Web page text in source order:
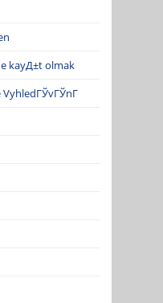
kayД±t olmak
VyhledГЎvГЎnГ­